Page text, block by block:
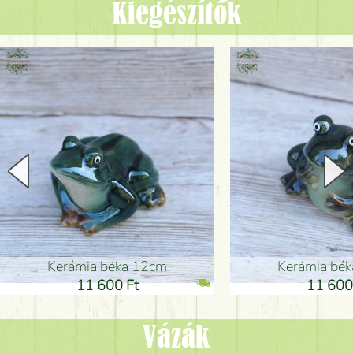
Kiegészítők
Kerámia béka 12cm
11 600 Ft
Kerámia
11
Vázák